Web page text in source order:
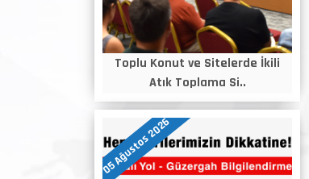
Toplu Konut ve Sitelerde İkili
Atık Toplama Si..
05 Ağustos 2026